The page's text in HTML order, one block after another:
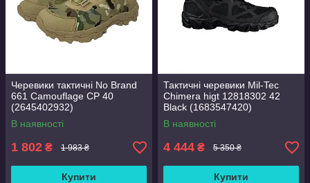
Черевики тактичні No Brand
661 Camouflage CP 40
(2645402932)
В наявності
1 802 ₴ 1 983 ₴
Купити
Тактичні черевики Mil-Tec
Chimera higt 12818302 42
Black (1683547420)
В наявності
4 444 ₴ 5 350 ₴
Купити